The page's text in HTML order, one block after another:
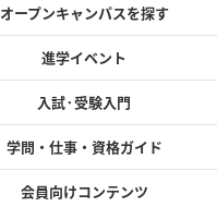
オープンキャンパスを探す
進学イベント
入試·受験入門
学問・仕事・資格ガイド
会員向けコンテンツ